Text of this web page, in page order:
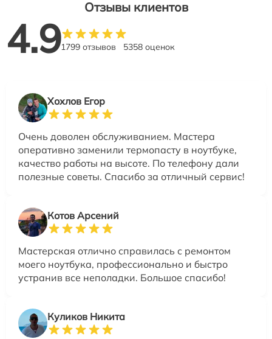
Отзывы клиентов
4.91799 отзывов 5358 оценок
Хохлов Егор
Очень доволен обслуживанием. Мастера
оперативно заменили термопасту в ноутбуке,
качество работы на высоте. По телефону дали
полезные советы. Спасибо за отличный сервис!
Котов Арсений
Мастерская отлично справилась с ремонтом
моего ноутбука, профессионально и быстро
устранив все неполадки. Большое спасибо!
Куликов Никита